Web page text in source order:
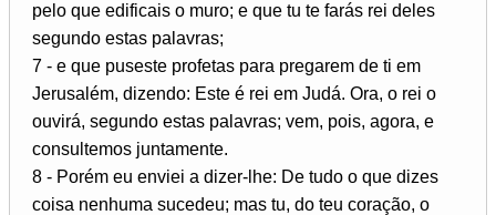
pelo que edificais o muro; e que tu te farás rei deles
segundo estas palavras;
7 - e que puseste profetas para pregarem de ti em
Jerusalém, dizendo: Este é rei em Judá. Ora, o rei o
ouvirá, segundo estas palavras; vem, pois, agora, e
consultemos juntamente.
8 - Porém eu enviei a dizer-lhe: De tudo o que dizes
coisa nenhuma sucedeu; mas tu, do teu coração, o